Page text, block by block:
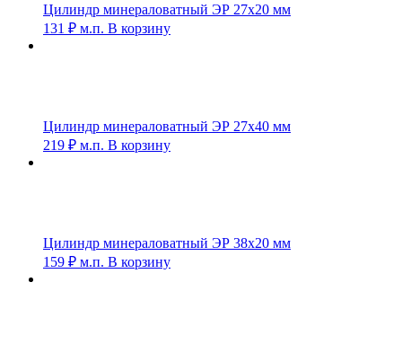
Цилиндр минераловатный ЭР 27х20 мм
131 ₽ м.п. В корзину
Цилиндр минераловатный ЭР 27х40 мм
219 ₽ м.п. В корзину
Цилиндр минераловатный ЭР 38х20 мм
159 ₽ м.п. В корзину